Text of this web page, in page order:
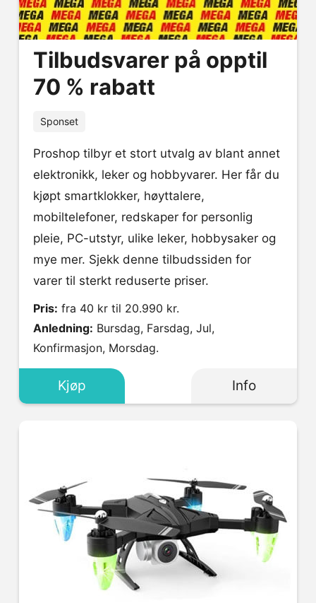
Tilbudsvarer på opptil
70 % rabatt
Sponset
Proshop tilbyr et stort utvalg av blant annet
elektronikk, leker og hobbyvarer. Her får du
kjøpt smartklokker, høyttalere,
mobiltelefoner, redskaper for personlig
pleie, PC-utstyr, ulike leker, hobbysaker og
mye mer. Sjekk denne tilbudssiden for
varer til sterkt reduserte priser.
Pris: fra 40 kr til 20.990 kr.
Anledning: Bursdag, Farsdag, Jul,
Konfirmasjon, Morsdag.
Info
Kjøp